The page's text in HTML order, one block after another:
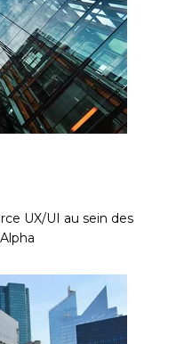
UX/UI au sein des